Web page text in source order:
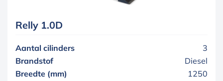
Relly 1.0D
Aantal cilinders
3
Brandstof
Diesel
Breedte (mm)
1250